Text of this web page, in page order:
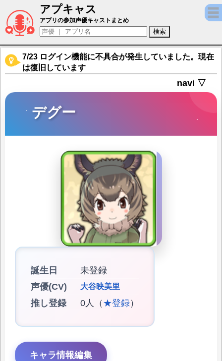
アプキャス
デグー（声優：大谷映美里)【けものフレン
アプリの参加声優キャストまとめ
7/23 ログイン機能に不具合が発生していました。現在
は復旧しています
navi ▽
デグー
誕生日
未登録
声優(CV)
大谷映美里
推し登録 0人（ ★登録）
キャラ情報編集